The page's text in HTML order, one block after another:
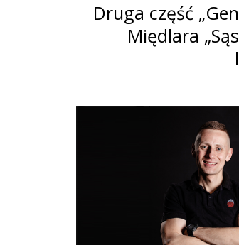
Druga część
Międlara